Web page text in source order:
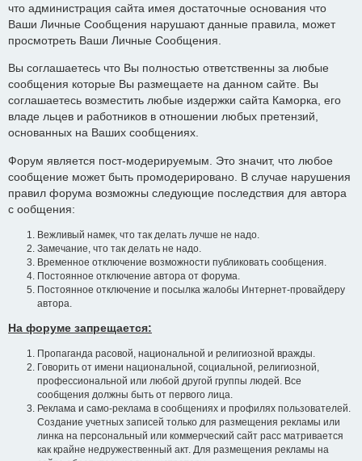
что администрация сайта имея достаточные основания что
Ваши Личные Сообщения нарушают данные правила, может
просмотреть Ваши Личные Сообщения.
Вы соглашаетесь что Вы полностью ответственны за любые
сообщения которые Вы размещаете на данном сайте. Вы
соглашаетесь возместить любые издержки сайта Каморка, его
владе льцев и работников в отношении любых претензий,
основанных на Ваших сообщениях.
Форум является пост-модерируемым. Это значит, что любое
сообщение может быть промодерировано. В случае нарушения
правил форума возможны следующие последствия для автора
с ообщения:
Вежливый намек, что так делать лучше не надо.
Замечание, что так делать не надо.
Временное отключение возможности публиковать сообщения.
Постоянное отключение автора от форума.
Постоянное отключение и посылка жалобы Интернет-провайдеру
автора.
На форуме запрещается:
Пропаганда расовой, национальной и религиозной вражды.
Говорить от имени национальной, социальной, религиозной,
профессиональной или любой другой группы людей. Все
сообщения должны быть от первого лица.
Реклама и само-реклама в сообщениях и профилях пользователей.
Создание учетных записей только для размещения рекламы или
линка на персональный или коммерческий сайт расс матривается
как крайне недружественный акт. Для размещения рекламы на